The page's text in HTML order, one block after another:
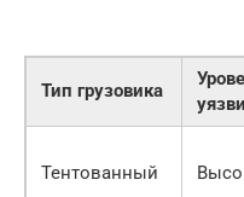
Тип грузовика
Тентованный